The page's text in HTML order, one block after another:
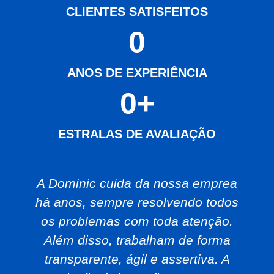
CLIENTES SATISFEITOS
ANOS DE EXPERIÊNCIA
0
ESTRALAS DE AVALIAÇÃO
0+
A Dominic cuida da nossa emprea
há anos, sempre resolvendo todos
os problemas com toda atenção.
Além disso, trabalham de forma
transparente, ágil e assertiva. A